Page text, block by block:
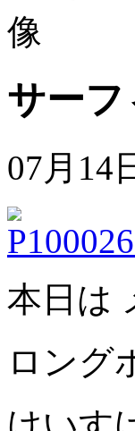
サー
07月14
本日は
ロング